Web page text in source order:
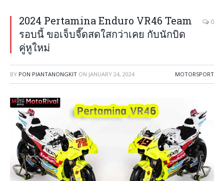
2024 Pertamina Enduro VR46 Team
รอบนี้ ขอเจ็บจี๊ดสดใสกว่าเคย กับนักบิด
คู่หูใหม่
0
BY PON PIANTANONGKIT ON JANUARY 24, 2024 MOTORSPORT